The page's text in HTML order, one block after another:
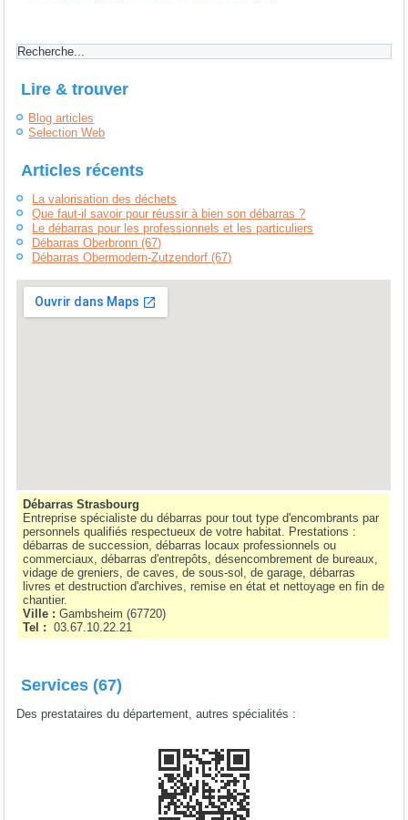
Lire & trouver
Blog articles
Selection Web
Articles récents
La valorisation des déchets
Que faut-il savoir pour réussir à bien son débarras ?
Le débarras pour les professionnels et les particuliers
Débarras Oberbronn (67)
Débarras Obermodern-Zutzendorf (67)
Débarras Strasbourg
Entreprise spécialiste du débarras pour tout type d'encombrants par
personnels qualifiés respectueux de votre habitat. Prestations :
débarras de succession, débarras locaux professionnels ou
commerciaux, débarras d'entrepôts, désencombrement de bureaux,
vidage de greniers, de caves, de sous-sol, de garage, débarras
livres et destruction d'archives, remise en état et nettoyage en fin de
chantier.
Ville :Gambsheim(67720)
Tel :
03.67.10.22.21
Services (67)
Des prestataires du département, autres spécialités :